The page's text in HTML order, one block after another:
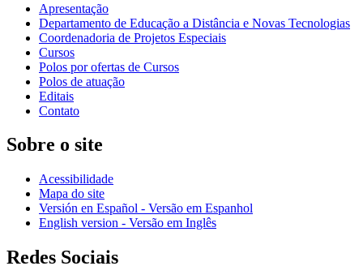
Apresentação
Departamento de Educação a Distância e Novas Tecnologias
Coordenadoria de Projetos Especiais
Cursos
Polos por ofertas de Cursos
Polos de atuação
Editais
Contato
Sobre o site
Acessibilidade
Mapa do site
Versión en Español - Versão em Espanhol
English version - Versão em Inglês
Redes Sociais